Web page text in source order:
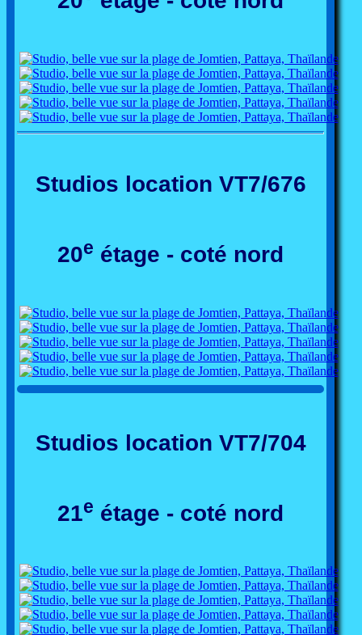
Studios location VT7/676
20e étage - coté nord
Studios location VT7/704
21e étage - coté nord